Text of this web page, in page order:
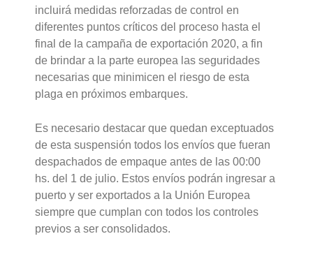
incluirá medidas reforzadas de control en
diferentes puntos críticos del proceso hasta el
final de la campaña de exportación 2020, a fin
de brindar a la parte europea las seguridades
necesarias que minimicen el riesgo de esta
plaga en próximos embarques.
Es necesario destacar que quedan exceptuados
de esta suspensión todos los envíos que fueran
despachados de empaque antes de las 00:00
hs. del 1 de julio. Estos envíos podrán ingresar a
puerto y ser exportados a la Unión Europea
siempre que cumplan con todos los controles
previos a ser consolidados.